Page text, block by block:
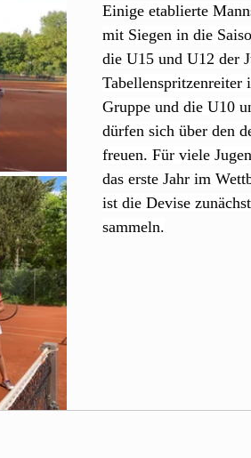
Einige etablierte
mit Siegen in die
die U15 und U12 der
Gruppe und die U10
dürfen sich über den
freuen. Für viele
das erste Jahr im
ist die Devise
sammeln.